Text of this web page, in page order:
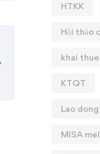
HTKK
Hội thảo
khai
KTQT
Lao
MISA